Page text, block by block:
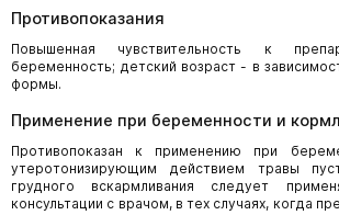
Противопоказания
Повышенная чувствительность к
беременность; детский возраст - в
формы.
Применение при беременности и
Противопоказан к применению при
утеротонизирующим действием травы
грудного вскармливания следует
консультации с врачом, в тех случаях, когда